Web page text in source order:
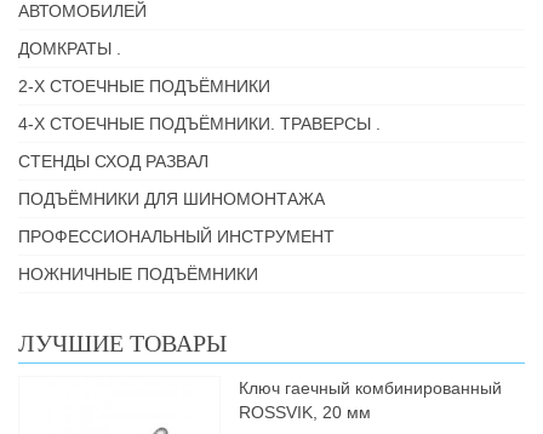
АВТОМОБИЛЕЙ
ДОМКРАТЫ .
2-Х СТОЕЧНЫЕ ПОДЪЁМНИКИ
4-Х СТОЕЧНЫЕ ПОДЪЁМНИКИ. ТРАВЕРСЫ .
СТЕНДЫ СХОД РАЗВАЛ
ПОДЪЁМНИКИ ДЛЯ ШИНОМОНТАЖА
ПРОФЕССИОНАЛЬНЫЙ ИНСТРУМЕНТ
НОЖНИЧНЫЕ ПОДЪЁМНИКИ
ЛУЧШИЕ ТОВАРЫ
Ключ гаечный комбинированный
ROSSVIK, 20 мм